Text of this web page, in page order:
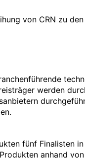
von CRN zu
werden
fünf Finalisten
anhand